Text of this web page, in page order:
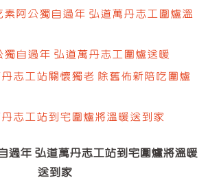
阿公獨自過年 弘道萬丹志工圍爐溫
自過年 弘道萬丹志工圍爐送暖
志工站關懷獨老 除舊佈新陪吃圍爐
志工站到宅圍爐將溫暖送到家
過年 弘道萬丹志工站到宅圍爐將溫暖
送到家